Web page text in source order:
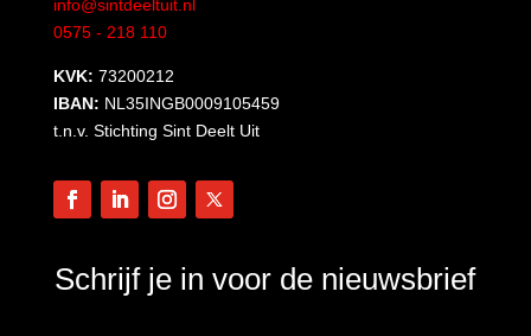
info@sintdeeltuit.nl
0575 - 218 110
KVK: 73200212
IBAN: NL35INGB0009105459
t.n.v. Stichting Sint Deelt Uit
Schrijf je in voor de nieuwsbrief